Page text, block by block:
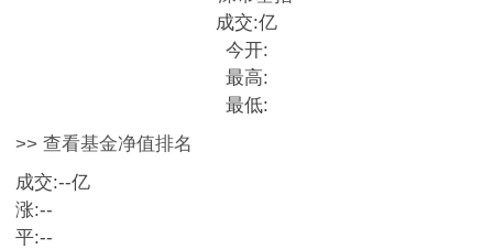
成交:亿
今开:
最高:
最低:
>> 查看基金净值排名
成交:--亿
涨:--
平:--